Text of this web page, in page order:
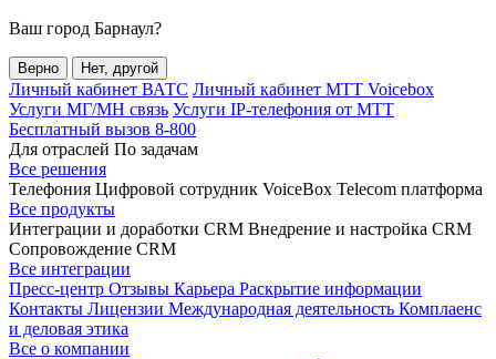
Ваш город Барнаул?
Верно Нет, другой
Личный кабинет ВАТС Личный кабинет МТТ Voicebox
Услуги МГ/МН связь Услуги IP-телефония от МТТ
Бесплатный вызов 8-800
Для отраслей По задачам
Все решения
Телефония Цифровой сотрудник VoiceBox Telecom платформа
Все продукты
Интеграции и доработки CRM Внедрение и настройка CRM
Сопровождение CRM
Все интеграции
Пресс-центр Отзывы Карьера Раскрытие информации
Контакты Лицензии Международная деятельность Комплаенс
и деловая этика
Все о компании